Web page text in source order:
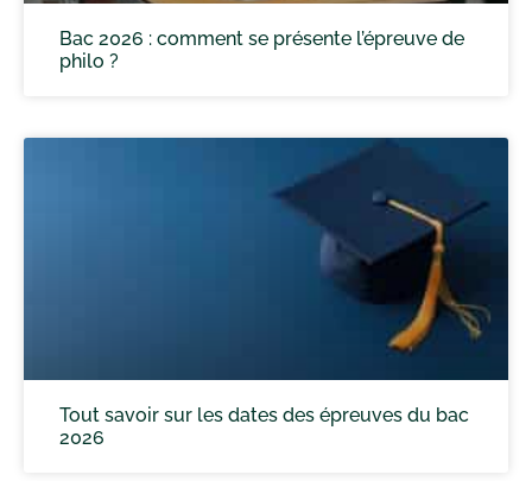
Bac 2026 : comment se présente l’épreuve de
philo ?
Tout savoir sur les dates des épreuves du bac
2026